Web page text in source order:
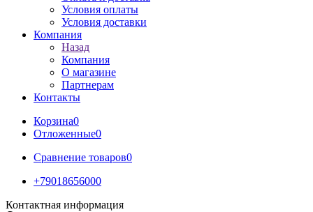
Условия оплаты
Условия доставки
Компания
Назад
Компания
О магазине
Партнерам
Контакты
Корзина0
Отложенные0
Сравнение товаров0
+79018656000
Контактная информация